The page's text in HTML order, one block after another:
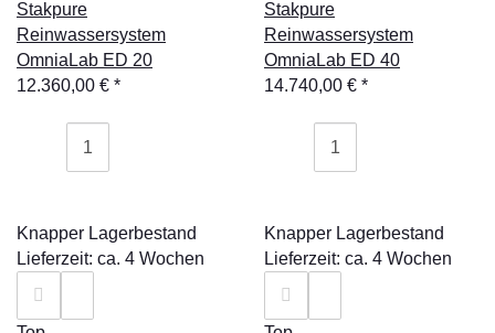
Stakpure
Reinwassersystem
OmniaLab ED 20
12.360,00 € *
Knapper Lagerbestand
Lieferzeit: ca. 4 Wochen
Stakpure
Reinwassersystem
OmniaLab ED 40
14.740,00 € *
Knapper Lagerbestand
Lieferzeit: ca. 4 Wochen